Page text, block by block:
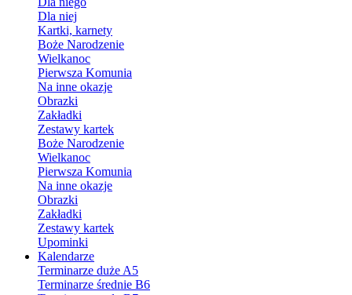
Dla niej
Kartki, karnety
Boże Narodzenie
Wielkanoc
Pierwsza Komunia
Na inne okazje
Obrazki
Zakładki
Zestawy kartek
Boże Narodzenie
Wielkanoc
Pierwsza Komunia
Na inne okazje
Obrazki
Zakładki
Zestawy kartek
Upominki
Kalendarze
Terminarze duże A5
Terminarze średnie B6